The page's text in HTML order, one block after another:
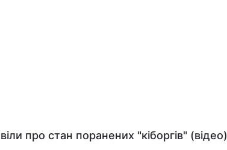
про стан поранених "кіборгів" (відео)